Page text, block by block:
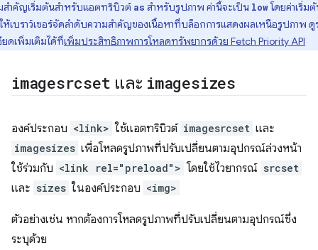
สำคัญเริ่มต้นสำหรับแอตทริบิวต์ as สำหรับรูปภาพ ค่านี้จะเป็น lowโดยค่าเริ่ม
ห้เบราว์เซอร์จัดลำดับความสำคัญของเนื้อหาที่บล็อกการแสดงผลเหนือรูปภาพ ดู
ยดเพิ่มเติมได้ที่เพิ่มประสิทธิภาพการโหลดทรัพยากรด้วย Fetch Priority API
imagesrcset และ imagesizes
องค์ประกอบ <link> ใช้แอตทริบิวต์ imagesrcset และ
imagesizes เพื่อโหลดรูปภาพที่ปรับเปลี่ยนตามอุปกรณ์ล่วงหน้า
ใช้ร่วมกับ <link rel="preload"> โดยใช้ไวยากรณ์ srcset
และ sizes ในองค์ประกอบ <img>
ตัวอย่างเช่น หากต้องการโหลดรูปภาพที่ปรับเปลี่ยนตามอุปกรณ์ซึ่ง
ระบุด้วย